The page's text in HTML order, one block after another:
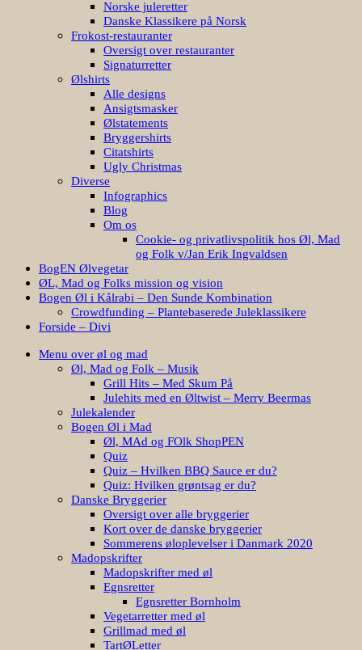
Norske juleretter
Danske Klassikere på Norsk
Frokost-restauranter
Oversigt over restauranter
Signaturretter
Ølshirts
Alle designs
Ansigtsmasker
Ølstatements
Bryggershirts
Citatshirts
Ugly Christmas
Diverse
Infographics
Blog
Om os
Cookie- og privatlivspolitik hos Øl, Mad
og Folk v/Jan Erik Ingvaldsen
BogEN Ølvegetar
ØL, Mad og Folks mission og vision
Bogen Øl i Kålrabi – Den Sunde Kombination
Crowdfunding – Plantebaserede Juleklassikere
Forside – Divi
Menu over øl og mad
Øl, Mad og Folk – Musik
Grill Hits – Med Skum På
Julehits med en Øltwist – Merry Beermas
Julekalender
Bogen Øl i Mad
Øl, MAd og FOlk ShopPEN
Quiz
Quiz – Hvilken BBQ Sauce er du?
Quiz: Hvilken grøntsag er du?
Danske Bryggerier
Oversigt over alle bryggerier
Kort over de danske bryggerier
Sommerens øloplevelser i Danmark 2020
Madopskrifter
Madopskrifter med øl
Egnsretter
Egnsretter Bornholm
Vegetarretter med øl
Grillmad med øl
TartØLetter